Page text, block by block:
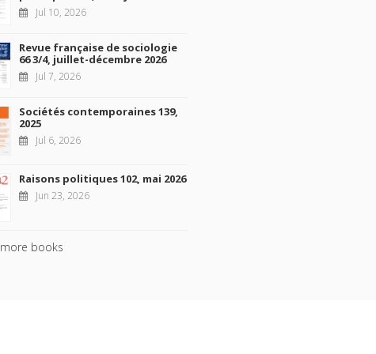
Jul 10, 2026
Revue française de sociologie
66 3/4, juillet-décembre 2026
Jul 7, 2026
Sociétés contemporaines 139,
2025
Jul 6, 2026
Raisons politiques 102, mai 2026
Jun 23, 2026
more books